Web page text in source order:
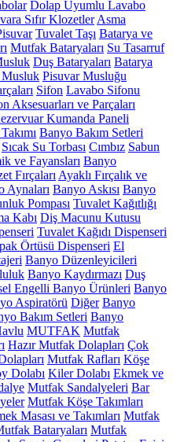
Dolap Uyumlu Lavabo
Sıfır Klozetler Asma
Tuvalet Taşı Batarya ve
Mutfak Bataryaları Su Tasarruf
Duş Bataryaları Batarya
Pisuvar Musluğu
Sifon Lavabo Sifonu
Aksesuarları ve Parçaları
Kumanda Paneli
Banyo Bakım Setleri
Sıcak Su Torbası Cımbız Sabun
ve Fayansları Banyo
Fırçaları Ayaklı Fırçalık ve
Aynaları Banyo Askısı Banyo
Pompası Tuvalet Kağıtlığı
Kabı Diş Macunu Kutusu
Tuvalet Kağıdı Dispenseri
Örtüsü Dispenseri El
Banyo Düzenleyicileri
Banyo Kaydırmazı Duş
Engelli Banyo Ürünleri Banyo
Aspiratörü Diğer Banyo
Bakım Setleri Banyo
MUTFAK Mutfak
Hazır Mutfak Dolapları Çok
Mutfak Rafları Köşe
Dolabı Kiler Dolabı Ekmek ve
Mutfak Sandalyeleri Bar
Mutfak Köşe Takımları
Masası ve Takımları Mutfak
Bataryaları Mutfak